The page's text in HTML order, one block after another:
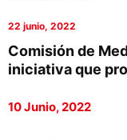
Minerí­a
Proveedores
22 junio, 2022
Comisión de
iniciativa que
10 Junio, 2022